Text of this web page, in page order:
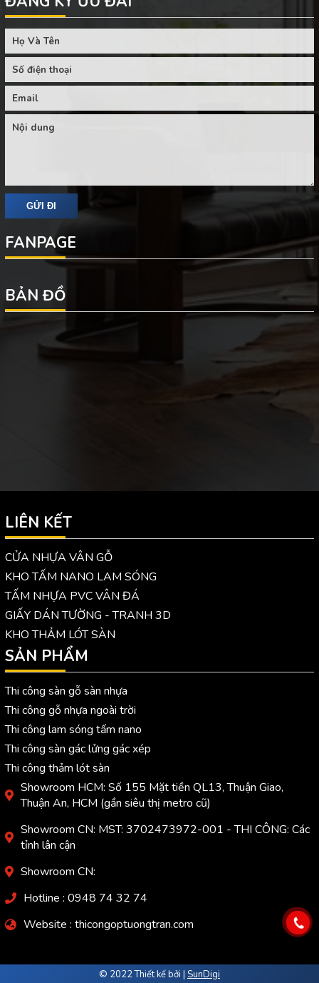
FANPAGE
BẢN ĐỒ
LIÊN KẾT
CỬA NHỰA VÂN GỖ
KHO TẤM NANO LAM SÓNG
TẤM NHỰA PVC VÂN ĐÁ
GIẤY DÁN TƯỜNG - TRANH 3D
KHO THẢM LÓT SÀN
SẢN PHẨM
Thi công sàn gỗ sàn nhựa
Thi công gỗ nhựa ngoài trời
Thi công lam sóng tấm nano
Thi công sàn gác lửng gác xép
Thi công thảm lót sàn
Showroom HCM: Số 155 Mặt tiền QL13, Thuận Giao,
Thuận An, HCM (gần siêu thị metro cũ)
Showroom CN: MST: 3702473972-001 - THI CÔNG: Các
tỉnh lân cận
Showroom CN:
Hotline : 0948 74 32 74
Website : thicongoptuongtran.com
© 2022 Thiết kế bởi | SunDigi